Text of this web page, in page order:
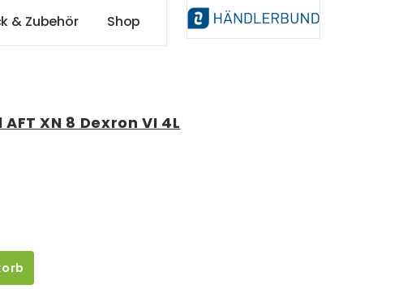
k & Zubehör Shop
XN 8 Dexron VI 4L